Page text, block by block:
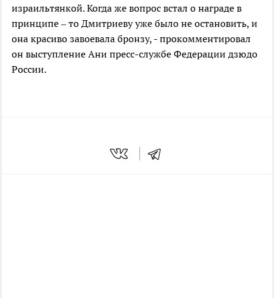
израильтянкой. Когда же вопрос встал о награде в
принципе – то Дмитриеву уже было не остановить, и
она красиво завоевала бронзу, - прокомментировал
он выступление Ани пресс-службе Федерации дзюдо
России.